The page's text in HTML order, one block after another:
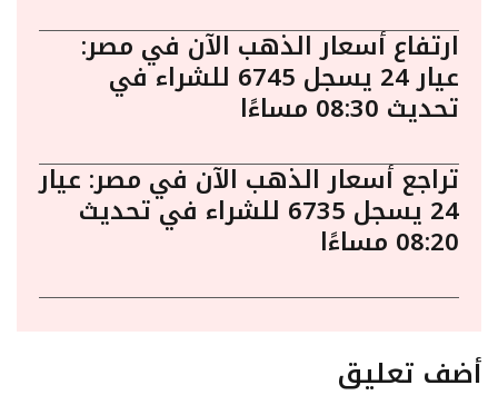
ارتفاع أسعار الذهب الآن في مصر:
عيار 24 يسجل 6745 للشراء في
تحديث 08:30 مساءًا
تراجع أسعار الذهب الآن في مصر: عيار
24 يسجل 6735 للشراء في تحديث
08:20 مساءًا
أضف تعليق